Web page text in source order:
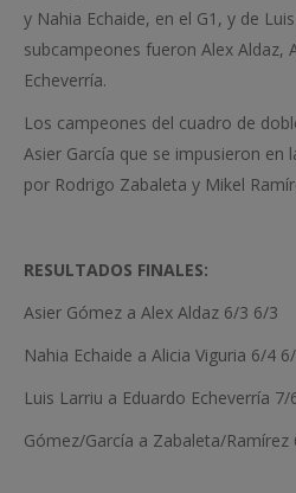
y Nahia Echaide, en el G1, y de
subcampeones fueron Alex Aldaz,
Echeverría.
Los campeones del cuadro de
Asier García que se impusieron en
por Rodrigo Zabaleta y Mikel
RESULTADOS FINALES:
Asier Gómez a Alex Aldaz 6/3 6/3
Nahia Echaide a Alicia Viguria 6/4
Luis Larriu a Eduardo Echeverría 7/
Gómez/García a Zabaleta/Ramírez